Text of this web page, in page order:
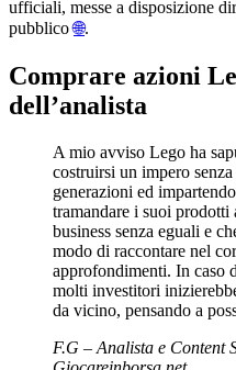
ufficiali, messe a disposizione
pubblico🌐.
Comprare azioni
dell’analista
A mio avviso Lego ha
costruirsi un impero
generazioni ed
tramandare i suoi
business senza eguali e
modo di raccontare nel
approfondimenti. In caso
molti investitori
da vicino, pensando a
F.G – Analista e Content